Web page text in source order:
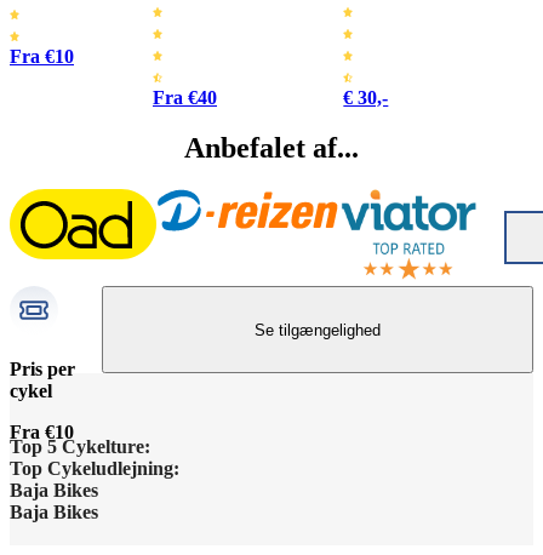
Fra €10
Fra €40 € 30,-
Anbefalet af...
Pris per
cykel
Fra €10
Se tilgængelighed
Top 5 Cykelture:
Barcelona Højdepunkter
Berlin Højdepunkter
Top Cykeludlejning:
Barcelona Cykeludlejning
Baja Bikes
Baja Bikes